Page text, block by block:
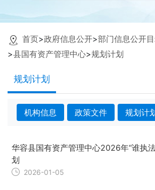
首页>政府信息公开>部门信息公开
>县国有资产管理中心>规划计划
规划计划
机构信息 政策文件 规划计
华容县国有资产管理中心2026年“谁执
划
2026-01-05